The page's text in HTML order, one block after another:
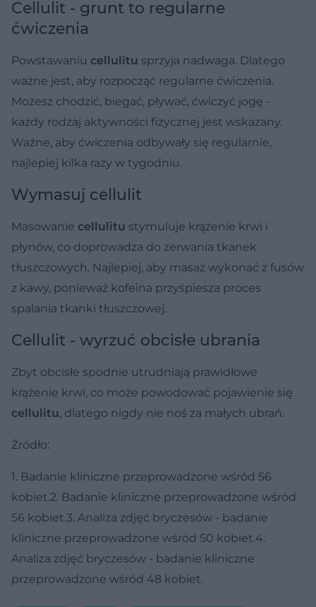
Cellulit - grunt to regularne
ćwiczenia
Powstawaniu cellulitu sprzyja nadwaga. Dlatego
ważne jest, aby rozpocząć regularne ćwiczenia.
Możesz chodzić, biegać, pływać, ćwiczyć jogę -
każdy rodzaj aktywności fizycznej jest wskazany.
Ważne, aby ćwiczenia odbywały się regularnie,
najlepiej kilka razy w tygodniu.
Wymasuj cellulit
Masowanie cellulitu stymuluje krążenie krwi i
płynów, co doprowadza do zerwania tkanek
tłuszczowych. Najlepiej, aby masaż wykonać z fusów
z kawy, ponieważ kofeina przyśpiesza proces
spalania tkanki tłuszczowej.
Cellulit - wyrzuć obcisłe ubrania
Zbyt obcisłe spodnie utrudniają prawidłowe
krążenie krwi, co może powodować pojawienie się
cellulitu, dlatego nigdy nie noś za małych ubrań.
Źródło:
1. Badanie kliniczne przeprowadzone wśród 56
kobiet.2. Badanie kliniczne przeprowadzone wśród
56 kobiet.3. Analiza zdjęć bryczesów - badanie
kliniczne przeprowadzone wśród 50 kobiet.4.
Analiza zdjęć bryczesów - badanie kliniczne
przeprowadzone wśród 48 kobiet.